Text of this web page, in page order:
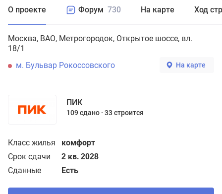
О проекте Форум 730 На карте Ход
Москва ВАО Метрогородок Открытое шоссе, вл.
18/1
м. Бульвар Рокоссовского
На карте
ПИК
109 сдано 33 строится
Класс жилья комфорт
Срок сдачи 2 кв. 2028
Сданные Есть